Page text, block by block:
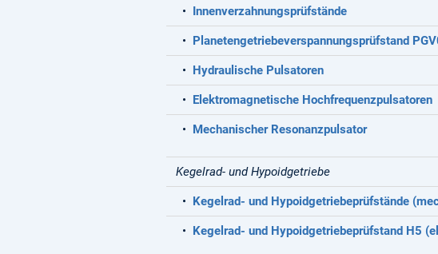
• Innenverzahnungsprüfstände
• Planetengetriebeverspannungsprüfstand
• Hydraulische Pulsatoren
• Elektromagnetische Hochfrequenzpulsatoren
• Mechanischer Resonanzpulsator
Kegelrad- und Hypoidgetriebe
• Kegelrad- und Hypoidgetriebeprüfstände
• Kegelrad- und Hypoidgetriebeprüfstand H5